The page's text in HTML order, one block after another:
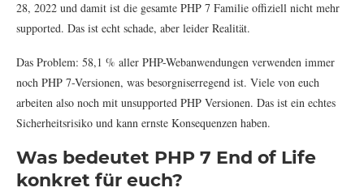
28, 2022 und damit ist die gesamte PHP 7 Familie offiziell nicht mehr
supported. Das ist echt schade, aber leider Realität.
Das Problem: 58,1 % aller PHP-Webanwendungen verwenden immer
noch PHP 7-Versionen, was besorgniserregend ist. Viele von euch
arbeiten also noch mit unsupported PHP Versionen. Das ist ein echtes
Sicherheitsrisiko und kann ernste Konsequenzen haben.
Was bedeutet PHP 7 End of Life
konkret für euch?